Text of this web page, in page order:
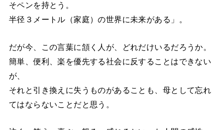
そペンを持とう。
半径３メートル（家庭）の世界に未来がある」。
だが今、この言葉に頷く人が、どれだけいるだろうか。
簡単、便利、楽を優先する社会に反することはできない
が、
それと引き換えに失うものがあることも、母として忘れ
てはならないことだと思う。